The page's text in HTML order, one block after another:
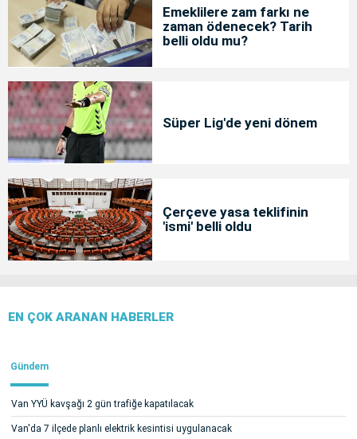
Emeklilere zam farkı ne
zaman ödenecek? Tarih
belli oldu mu?
Süper Lig'de yeni dönem
Çerçeve yasa teklifinin
'ismi' belli oldu
EN ÇOK ARANAN HABERLER
Gündem
Van YYÜ kavşağı 2 gün trafiğe kapatılacak
Van'da 7 ilçede planlı elektrik kesintisi uygulanacak